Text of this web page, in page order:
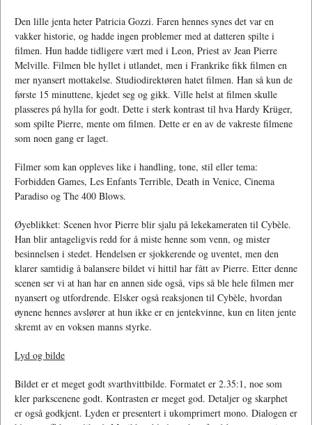
Den lille jenta heter Patricia Gozzi. Faren hennes synes det var en
vakker historie, og hadde ingen problemer med at datteren spilte i
filmen. Hun hadde tidligere vært med i Leon, Priest av Jean Pierre
Melville. Filmen ble hyllet i utlandet, men i Frankrike fikk filmen en
mer nyansert mottakelse. Studiodirektøren hatet filmen. Han så kun de
første 15 minuttene, kjedet seg og gikk. Ville helst at filmen skulle
plasseres på hylla for godt. Dette i sterk kontrast til hva Hardy Krüger,
som spilte Pierre, mente om filmen. Dette er en av de vakreste filmene
som noen gang er laget.
Filmer som kan oppleves like i handling, tone, stil eller tema:
Forbidden Games, Les Enfants Terrible, Death in Venice, Cinema
Paradiso og The 400 Blows.
Øyeblikket: Scenen hvor Pierre blir sjalu på lekekameraten til Cybèle.
Han blir antageligvis redd for å miste henne som venn, og mister
besinnelsen i stedet. Hendelsen er sjokkerende og uventet, men den
klarer samtidig å balansere bildet vi hittil har fått av Pierre. Etter denne
scenen ser vi at han har en annen side også, vips så ble hele filmen mer
nyansert og utfordrende. Elsker også reaksjonen til Cybèle, hvordan
øynene hennes avslører at hun ikke er en jentekvinne, kun en liten jente
skremt av en voksen manns styrke.
Lyd og bilde
Bildet er et meget godt svarthvittbilde. Formatet er 2.35:1, noe som
kler parkscenene godt. Kontrasten er meget god. Detaljer og skarphet
er også godkjent. Lyden er presentert i ukomprimert mono. Dialogen er